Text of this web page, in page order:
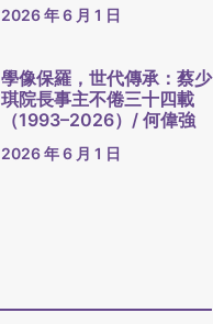
2026 年 6 月 1 日
學像保羅，世代傳承：蔡少
琪院長事主不倦三十四載
（1993–2026）/ 何偉強
2026 年 6 月 1 日